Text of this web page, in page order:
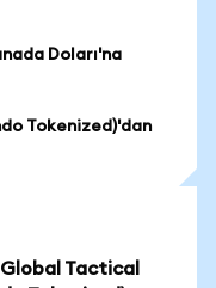
Doları'na
Tokenized)'dan
Tactical